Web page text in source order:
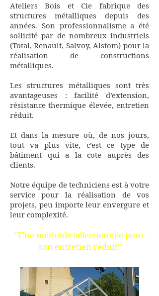
Ateliers Bois et Cie fabrique des
structures métalliques depuis des
années. Son professionnalisme a été
sollicité par de nombreux industriels
(Total, Renault, Salvoy, Alstom) pour la
réalisation de constructions
métalliques.
Les structures métalliques sont très
avantageuses : facilité d’extension,
résistance thermique élevée, entretien
réduit.
Et dans la mesure où, de nos jours,
tout va plus vite, c’est ce type de
bâtiment qui a la cote auprès des
clients.
Notre équipe de techniciens est à votre
service pour la réalisation de vos
projets, peu importe leur envergure et
leur complexité.
"Une méthode sélectionnée pour
son entretien réduit"